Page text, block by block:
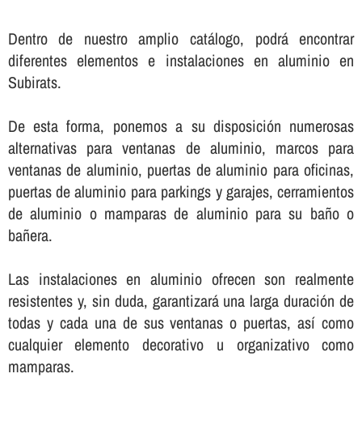
Dentro de nuestro amplio catálogo, podrá encontrar
diferentes elementos e instalaciones en aluminio en
Subirats.
De esta forma, ponemos a su disposición numerosas
alternativas para ventanas de aluminio, marcos para
ventanas de aluminio, puertas de aluminio para oficinas,
puertas de aluminio para parkings y garajes, cerramientos
de aluminio o mamparas de aluminio para su baño o
bañera.
Las instalaciones en aluminio ofrecen son realmente
resistentes y, sin duda, garantizará una larga duración de
todas y cada una de sus ventanas o puertas, así­ como
cualquier elemento decorativo u organizativo como
mamparas.